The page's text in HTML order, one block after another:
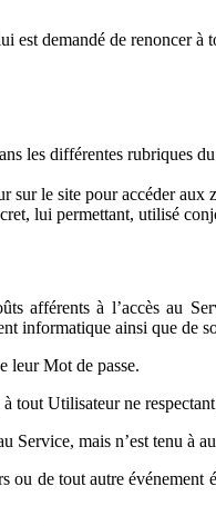
est demandé de renoncer à
les différentes rubriques
le site pour accéder aux
lui permettant, utilisé
afférents à l’accès au
informatique ainsi que de
leur Mot de passe.
tout Utilisateur ne
Service, mais n’est tenu à
de tout autre